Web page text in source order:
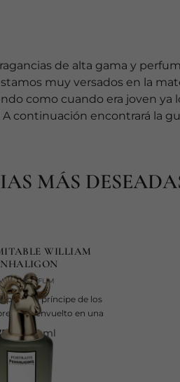
de alta gama y
muy versados en la
como cuando era joven ya
continuación encontrará la
MÁS
WILLIAM
el príncipe de los
envuelto en una
bruma de vetiver.
DE PARFUM
price
€
75 ml